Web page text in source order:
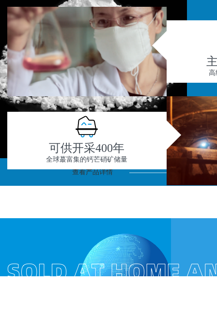
查看产品详情
高
可供开采400年
全球蕞富集的钙芒硝矿储量